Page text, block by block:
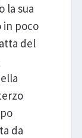
la sua
in poco
del
da